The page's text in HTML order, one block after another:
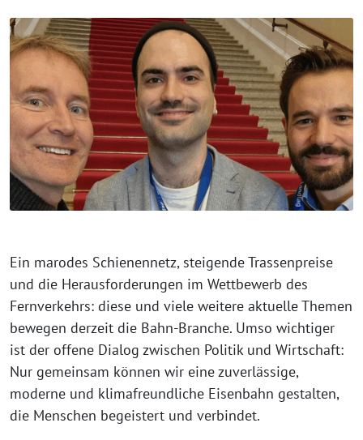
Ein marodes Schienennetz, steigende Trassenpreise
und die Herausforderungen im Wettbewerb des
Fernverkehrs: diese und viele weitere aktuelle Themen
bewegen derzeit die Bahn-Branche. Umso wichtiger
ist der offene Dialog zwischen Politik und Wirtschaft:
Nur gemeinsam können wir eine zuverlässige,
moderne und klimafreundliche Eisenbahn gestalten,
die Menschen begeistert und verbindet.